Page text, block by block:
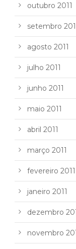
outubro 2011
setembro
agosto 2011
julho 2011
junho 2011
maio 2011
abril 2011
março 2011
fevereiro 2011
janeiro 2011
dezembro
novembro